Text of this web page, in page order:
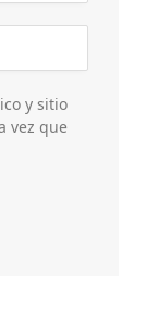
y sitio
vez que